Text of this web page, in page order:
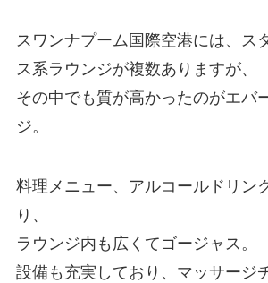
スワンナプーム国際空港には、ス
ス系ラウンジが複数ありますが、
その中でも質が高かったのがエバ
ジ。
料理メニュー、アルコールドリン
り、
ラウンジ内も広くてゴージャス。
設備も充実しており、マッサージ